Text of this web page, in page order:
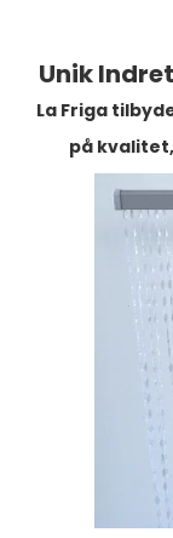
Unik
La Friga
på